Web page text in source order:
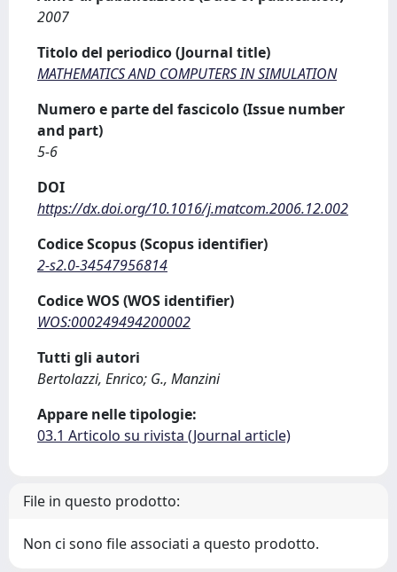
2007
Titolo del periodico (Journal title)
MATHEMATICS AND COMPUTERS IN SIMULATION
Numero e parte del fascicolo (Issue number
and part)
5-6
DOI
https://dx.doi.org/10.1016/j.matcom.2006.12.002
Codice Scopus (Scopus identifier)
2-s2.0-34547956814
Codice WOS (WOS identifier)
WOS:000249494200002
Tutti gli autori
Bertolazzi, Enrico; G., Manzini
Appare nelle tipologie:
03.1 Articolo su rivista (Journal article)
File in questo prodotto:
Non ci sono file associati a questo prodotto.